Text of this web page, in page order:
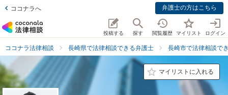
ココナラへ 弁護士の方はこちら
投稿する 探す 閲覧履歴 マイリスト ログイン
ココナラ法律相談 長崎県で法律相談できる弁護士 長崎市で法律相談で
マイリストに入れる